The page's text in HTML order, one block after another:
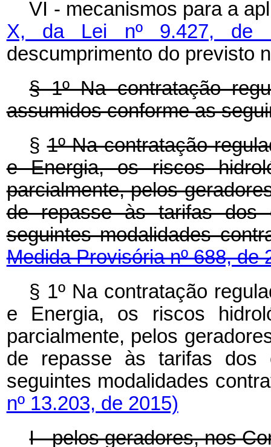
VI - mecanismos para a
X, da Lei nº 9.427, de
descumprimento do previsto
§ 1º Na contratação
assumidos conforme as
§1º Na contratação
e Energia, os riscos
parcialmente, pelos
de repasse às tarifas dos
seguintes
Medida Provisória nº 688, de
§ 1º Na contratação
e Energia, os riscos
parcialmente, pelos
de repasse às tarifas dos
seguintes modalidades
nº 13.203, de 2015)
I - pelos geradores, nos